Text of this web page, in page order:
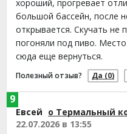
хороший, прогревает
большой бассейн, после
открывается. Скучать не
погоняли под пиво.
сюда еще вернуться.
Полезный отзыв? Да (0)
Евсей о Термальный
22.07.2026 в 13:55
9